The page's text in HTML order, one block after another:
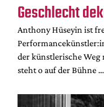
Geschlecht
Anthony Hüseyin ist
der künstlerische
steht o auf der Bühne …